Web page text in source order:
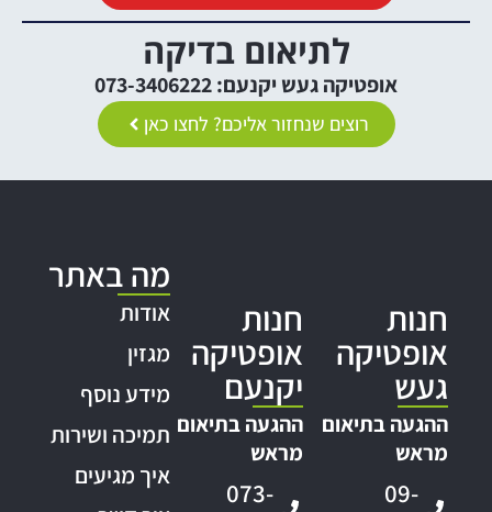
לתיאום בדיקה
אופטיקה געש יקנעם: 073-3406222
רוצים שנחזור אליכם? לחצו כאן
חנות
אופטיקה
געש
ההגעה בתיאום
מראש
09-
חנות
אופטיקה
יקנעם
ההגעה בתיאום
מראש
073-
מה באתר
אודות
מגזין
מידע נוסף
תמיכה ושירות
איך מגיעים